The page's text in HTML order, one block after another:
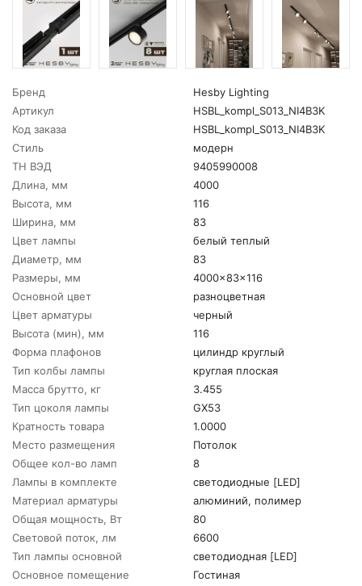
Бренд
Hesby Lighting
Артикул
HSBL_kompl_S013_NI4B3K
Код заказа
HSBL_kompl_S013_NI4B3K
Стиль
модерн
ТН ВЭД
9405990008
Длина, мм
4000
Высота, мм
116
Ширина, мм
83
Цвет лампы
белый теплый
Диаметр, мм
83
Размеры, мм
4000x83x116
Основной цвет
разноцветная
Цвет арматуры
черный
Высота (мин), мм
116
Форма плафонов
цилиндр круглый
Тип колбы лампы
круглая плоская
Масса брутто, кг
3.455
Тип цоколя лампы
GX53
Кратность товара
1.0000
Место размещения
Потолок
Общее кол-во ламп
8
Лампы в комплекте
светодиодные [LED]
Материал арматуры
алюминий, полимер
Общая мощность, Вт
80
Световой поток, лм
6600
Тип лампы основной
светодиодная [LED]
Основное помещение
Гостиная